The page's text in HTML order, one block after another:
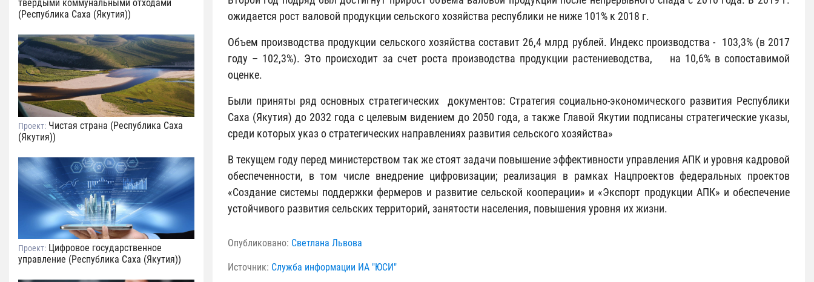
твердыми коммунальными отходами
(Республика Саха (Якутия))
Проект: Чистая страна (Республика Саха
(Якутия))
Проект: Цифровое государственное
управление (Республика Саха (Якутия))
ожидается рост валовой продукции сельского хозяйства республики не ниже 101% к 2018 г.
Объем производства продукции сельского хозяйства составит 26,4 млрд рублей. Индекс производства - 103,3% (в 2017
году – 102,3%). Это происходит за счет роста производства продукции растениеводства, на 10,6% в сопоставимой
оценке.
Были приняты ряд основных стратегических документов: Стратегия социально-экономического развития Республики
Саха (Якутия) до 2032 года с целевым видением до 2050 года, а также Главой Якутии подписаны стратегические указы,
среди которых указ о стратегических направлениях развития сельского хозяйства»
В текущем году перед министерством так же стоят задачи повышение эффективности управления АПК и уровня кадровой
обеспеченности, в том числе внедрение цифровизации; реализация в рамках Нацпроектов федеральных проектов
«Создание системы поддержки фермеров и развитие сельской кооперации» и «Экспорт продукции АПК» и обеспечение
устойчивого развития сельских территорий, занятости населения, повышения уровня их жизни.
Опубликовано: Светлана Львова
Источник: Служба информации ИА "ЮСИ"